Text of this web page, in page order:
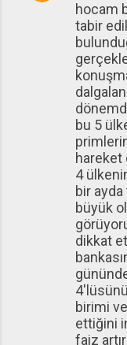
hocam
tabir
bu 5
4
bir
büyük
dikkat
birimi
ettiğini
faiz